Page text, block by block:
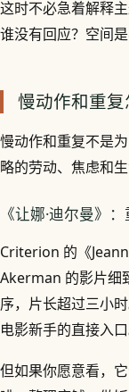
这时不必急着解释
谁没有回应？空间
慢动作和重复
慢动作和重复不是
略的劳动、焦虑和生
《让娜·迪尔曼》
Criterion 的《
Akerman 的影片细
序，片长超过三小
电影新手的直接入口
但如果你愿意看，